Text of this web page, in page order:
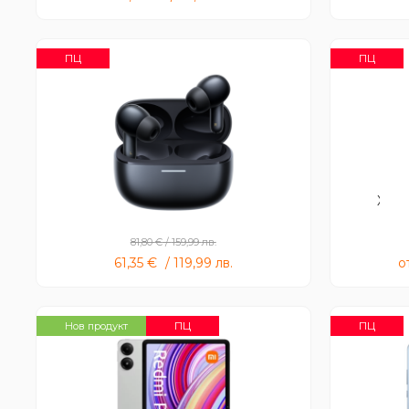
ПЦ
Redmi Buds 6 Pro
81,80€/159,99лв.
61,35 € / 119,99 лв.
ПЦ
Нов продукт ПЦ ПЦ